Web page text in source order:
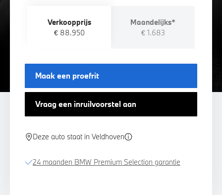
Verkoopprijs
€ 88.950
Maandelijks*
€ 1.683
Maak een proefrit
Vraag een inruilvoorstel aan
Deze auto staat in Veldhoven
24 maanden BMW Premium Selection garantie